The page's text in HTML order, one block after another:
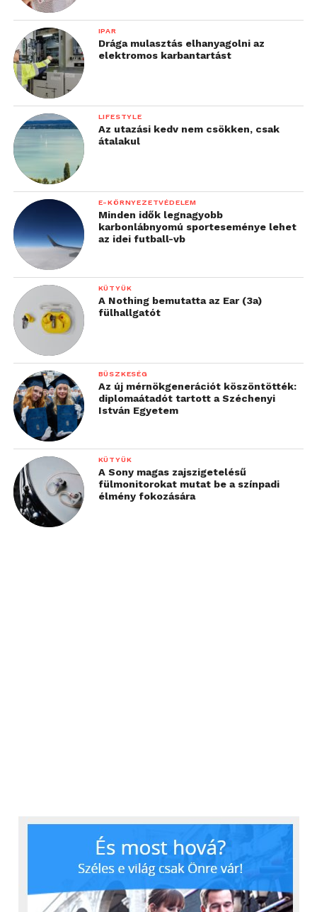
IPAR
Drága mulasztás elhanyagolni az
elektromos karbantartást
LIFESTYLE
Az utazási kedv nem csökken, csak
átalakul
E-KÖRNYEZETVÉDELEM
Minden idők legnagyobb
karbonlábnyomú sporteseménye lehet
az idei futball-vb
KÜTYÜK
A Nothing bemutatta az Ear (3a)
fülhallgatót
BÜSZKESÉG
Az új mérnökgenerációt köszöntötték:
diplomaátadót tartott a Széchenyi
István Egyetem
KÜTYÜK
A Sony magas zajszigetelésű
fülmonitorokat mutat be a színpadi
élmény fokozására